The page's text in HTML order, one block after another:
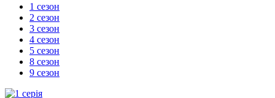
1 сезон
2 сезон
3 сезон
4 сезон
5 сезон
8 сезон
9 сезон